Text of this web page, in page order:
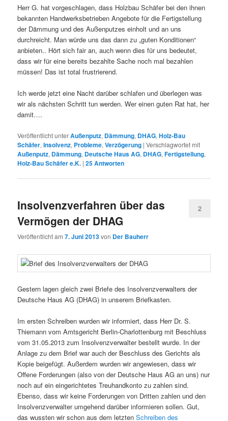
Herr G. hat vorgeschlagen, dass Holzbau Schäfer bei den ihnen
bekannten Handwerksbetrieben Angebote für die Fertigstellung
der Dämmung und des Außenputzes einholt und an uns
durchreicht. Man würde uns das dann zu „guten Konditionen“
anbieten.. Hört sich fair an, auch wenn dies für uns bedeutet,
dass wir für eine bereits bezahlte Sache noch mal bezahlen
müssen! Das ist total frustrierend.
Ich werde jetzt eine Nacht darüber schlafen und überlegen was
wir als nächsten Schritt tun werden. Wer einen guten Rat hat, her
damit….
Veröffentlicht unterAußenputz, Dämmung, DHAG,Holz-Bau
Schäfer,Insolvenz, Probleme,Verzögerung |Verschlagwortet mit
Außenputz, Dämmung, Deutsche Haus AG, DHAG,Fertigstellung,
Holz-Bau Schäfer e.K. |25Antworten
Insolvenzverfahren über das
Vermögen der DHAG
Veröffentlicht am7. Juni 2013von Der Bauherr
2
Gestern lagen gleich zwei Briefe des Insolvenzverwalters der
Deutsche Haus AG (DHAG) in unserem Briefkasten.
Im ersten Schreiben wurden wir informiert, dass Herr Dr. S.
Thiemann vom Amtsgericht Berlin-Charlottenburg mit Beschluss
vom 31.05.2013 zum Insolvenzverwalter bestellt wurde. In der
Anlage zu dem Brief war auch der Beschluss des Gerichts als
Kopie beigefügt. Außerdem wurden wir angewiesen, dass wir
Offene Forderungen (also von der Deutsche Haus AG an uns) nur
noch auf ein eingerichtetes Treuhandkonto zu zahlen sind.
Ebenso, dass wir keine Forderungen von Dritten zahlen und den
Insolvenzverwalter umgehend darüber informieren sollen. Gut,
das wussten wir schon aus dem letztenSchreiben des